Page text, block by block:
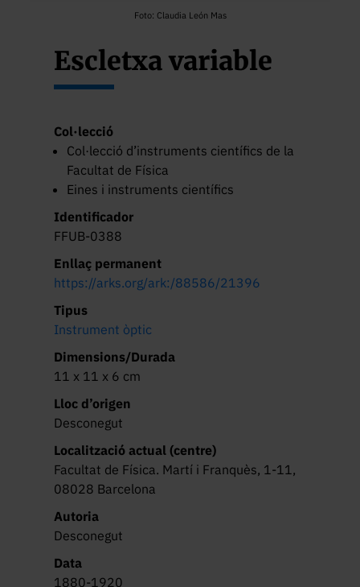
Foto: Claudia León Mas
Escletxa variable
Col·lecció
Col·lecció d’instruments científics de la
Facultat de Física
Eines i instruments científics
Identificador
FFUB-0388
Enllaç permanent
https://arks.org/ark:/88586/21396
Tipus
Instrument òptic
Dimensions/Durada
11 x 11 x 6 cm
Lloc d’origen
Desconegut
Localització actual (centre)
Facultat de Física. Martí i Franquès, 1-11,
08028 Barcelona
Autoria
Desconegut
Data
1880-1920